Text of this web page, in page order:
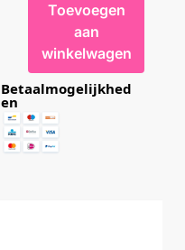
Toevoegen
aan
winkelwagen
Betaalmogelijkhed
en